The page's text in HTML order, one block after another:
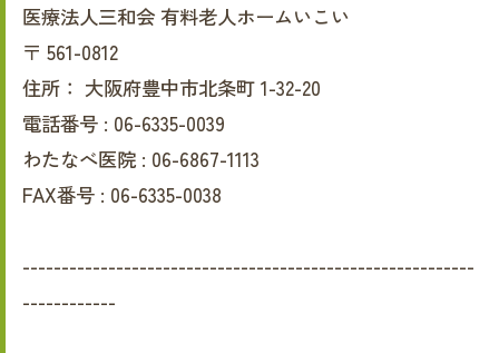
医療法人三和会 有料老人ホームいこい
〒 561-0812
住所： 大阪府豊中市北条町 1-32-20
電話番号 : 06-6335-0039
わたなべ医院 : 06-6867-1113
FAX番号 : 06-6335-0038
----------------------------------------------------------
------------